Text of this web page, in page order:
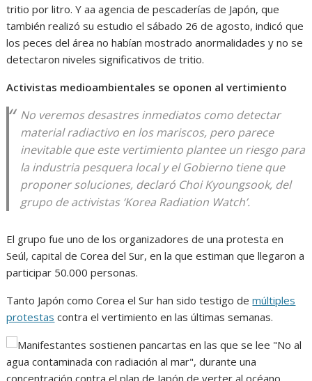
tritio por litro. Y aa agencia de pescaderías de Japón, que
también realizó su estudio el sábado 26 de agosto, indicó que
los peces del área no habían mostrado anormalidades y no se
detectaron niveles significativos de tritio.
Activistas medioambientales se oponen al vertimiento
No veremos desastres inmediatos como detectar
material radiactivo en los mariscos, pero parece
inevitable que este vertimiento plantee un riesgo para
la industria pesquera local y el Gobierno tiene que
proponer soluciones, declaró Choi Kyoungsook, del
grupo de activistas ‘Korea Radiation Watch’.
El grupo fue uno de los organizadores de una protesta en
Seúl, capital de Corea del Sur, en la que estiman que llegaron a
participar 50.000 personas.
Tanto Japón como Corea el Sur han sido testigo demúltiples
protestas contra el vertimiento en las últimas semanas.